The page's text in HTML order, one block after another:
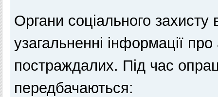
Органи соціального
узагальненні інформації
постраждалих. Під час
передбачаються: